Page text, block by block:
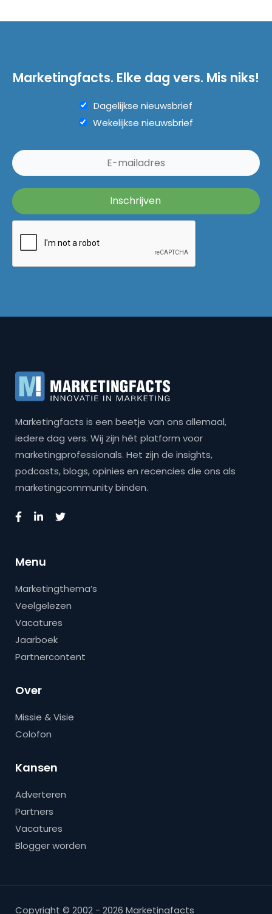
Marketingfacts. Elke dag vers. Mis niks!
Dagelijkse nieuwsbrief
Wekelijkse nieuwsbrief
Marketingfacts is een beetje van ons allemaal,
iedere dag vers. Wij zijn hét platform voor
marketingprofessionals. Het zijn de insights,
podcasts, blogs, opinies en recencies die ons als
marketingcommunity binden.
Menu
Marketingthema’s
Veelgelezen
Vacatures
Jaarboek
Partnercontent
Over
Missie & Visie
Colofon
Kansen
Adverteren
Partners
Vacatures
Blogger worden
Copyright © 2002 - 2026 Marketingfacts